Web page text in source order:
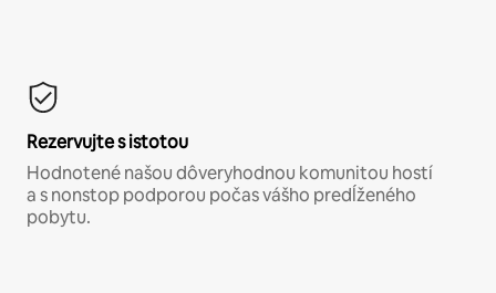
Rezervujte s istotou
Hodnotené našou dôveryhodnou komunitou hostí
a s nonstop podporou počas vášho predĺženého
pobytu.